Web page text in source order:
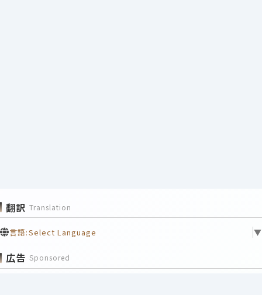
翻訳 Translation
言語:Select Language ▼
広告 Sponsored